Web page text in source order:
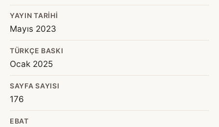
YAYIN TARIHI
Mayıs 2023
TÜRKÇE BASKI
Ocak 2025
SAYFA SAYISI
176
EBAT